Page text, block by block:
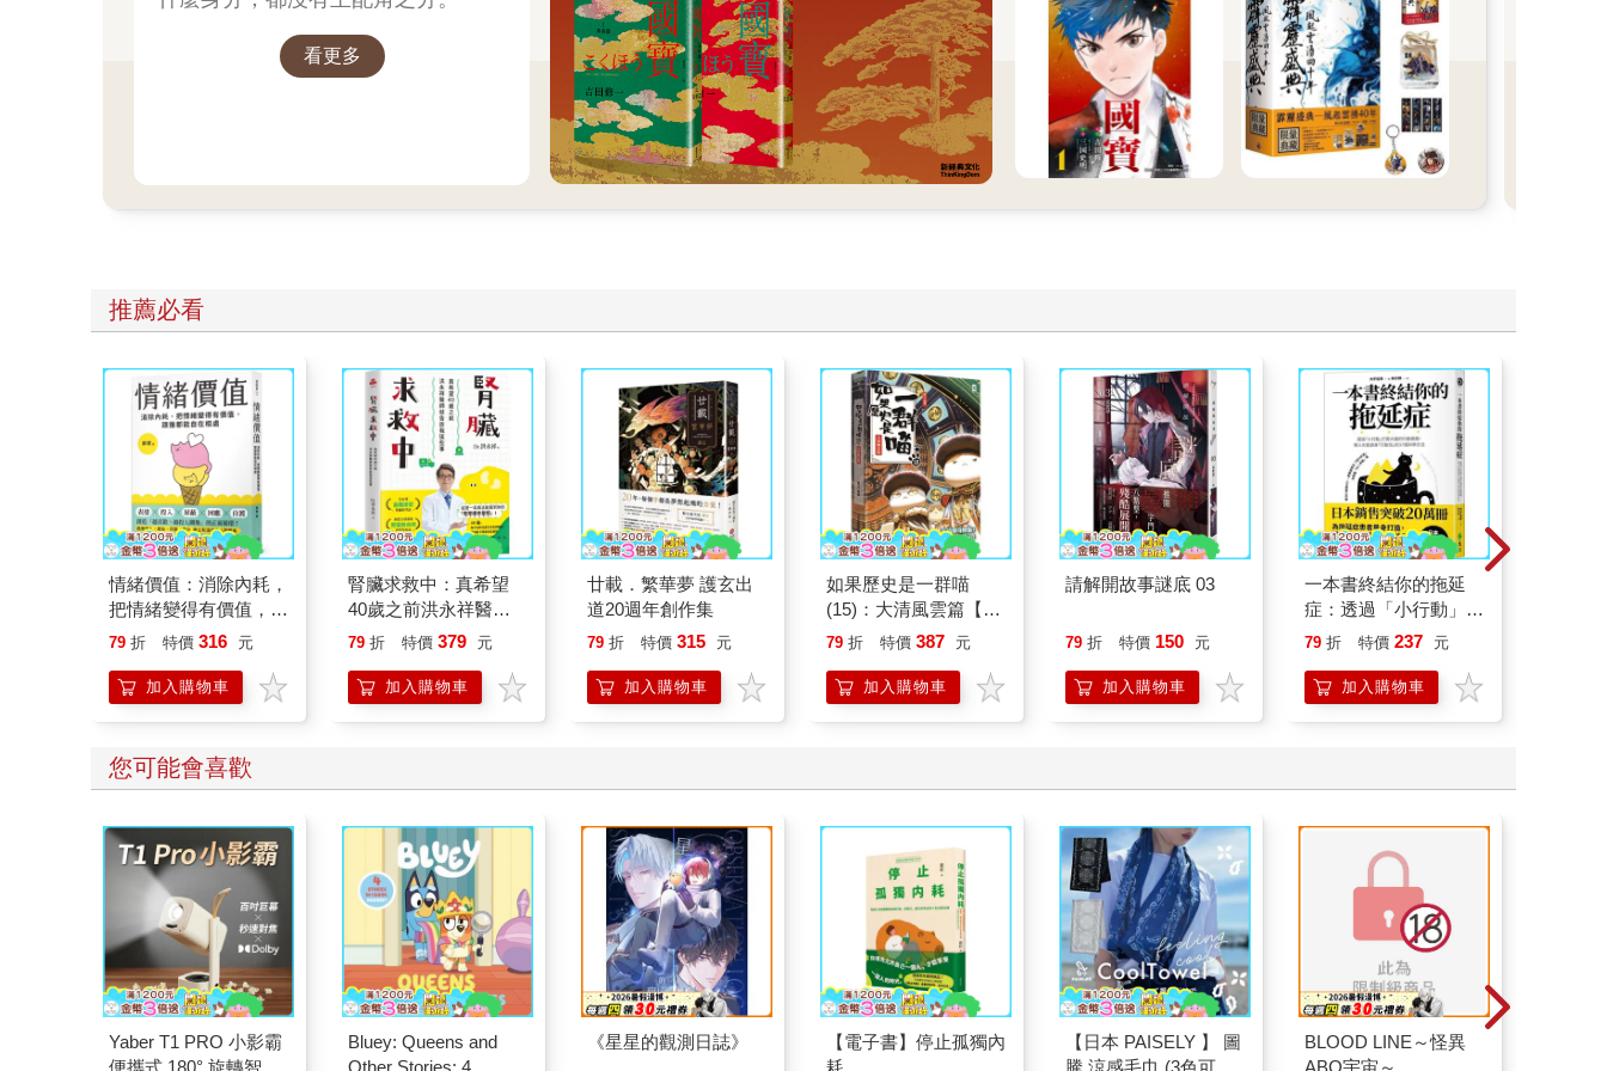
看更多
推薦必看
情緒價值：消除內耗，
把情緒變得有價值，跟
誰都能自在相處
79 折 特價 316 元
加入購物車
腎臟求救中：真希望
40歲之前洪永祥醫師
就告訴我這些事
79 折 特價 379 元
加入購物車
廿載．繁華夢 護玄出
道20週年創作集
79 折 特價 315 元
加入購物車
如果歷史是一群喵
(15)：大清風雲篇【萌
貓漫畫學歷史】
79 折 特價 387 元
加入購物車
請解開故事謎底 03
79 折 特價 150 元
加入購物車
一本書終結你的拖延
症：透過「小行動」打
開大腦的行動開關，懶
的37個科學方法
79 折 特價 237 元
加入購物車
您可能會喜歡
Yaber T1 PRO 小影霸
Bluey: Queens and
《星星的觀測日誌》
【電子書】停止孤獨內
【日本 PAISELY 】 圖
BLOOD LINE～怪異